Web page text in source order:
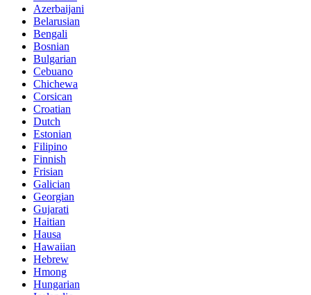
Azerbaijani
Belarusian
Bengali
Bosnian
Bulgarian
Cebuano
Chichewa
Corsican
Croatian
Dutch
Estonian
Filipino
Finnish
Frisian
Galician
Georgian
Gujarati
Haitian
Hausa
Hawaiian
Hebrew
Hmong
Hungarian